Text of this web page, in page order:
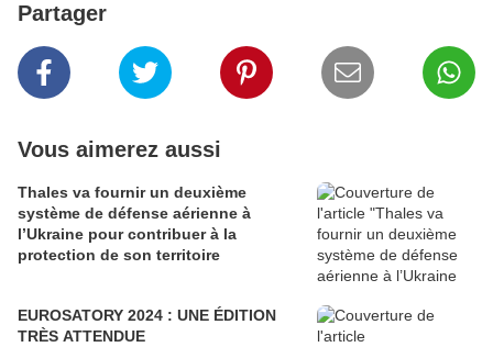
Partager
Vous aimerez aussi
Thales va fournir un deuxième
système de défense aérienne à
l’Ukraine pour contribuer à la
protection de son territoire
EUROSATORY 2024 : UNE ÉDITION
TRÈS ATTENDUE